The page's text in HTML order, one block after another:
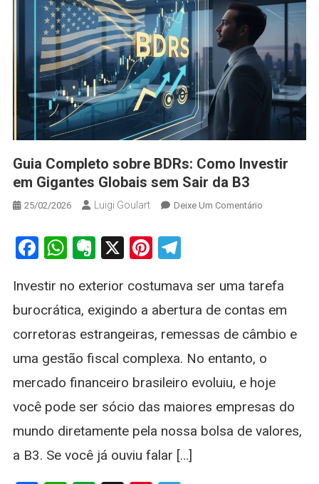
Guia Completo sobre BDRs: Como Investir
em Gigantes Globais sem Sair da B3
25/02/2026 Luigi Goulart Deixe Um ComentárioOn
Como
Gigantes
Sair
Facebook
WhatsApp
Evernote
X Pinterest
Telegram
Investir no exterior costumava ser uma tarefa
burocrática, exigindo a abertura de contas em
corretoras estrangeiras, remessas de câmbio e
uma gestão fiscal complexa. No entanto, o
mercado financeiro brasileiro evoluiu, e hoje
você pode ser sócio das maiores empresas do
mundo diretamente pela nossa bolsa de valores,
a B3. Se você já ouviu falar […]